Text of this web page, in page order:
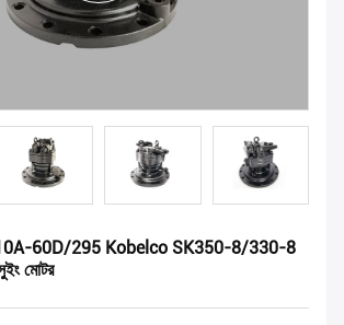
60D/295 Kobelco SK350-8/330-8
মোটর